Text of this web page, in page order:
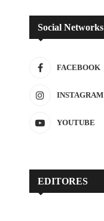
Social Networks
FACEBOOK
INSTAGRAM
YOUTUBE
EDITORES